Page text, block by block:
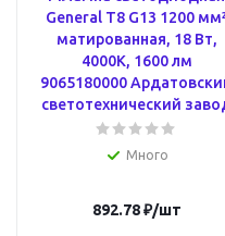
General T8 G13 1200
матированная, 18 Вт,
4000К, 1600 лм
9065180000
светотехнический
Много
892.78₽/шт